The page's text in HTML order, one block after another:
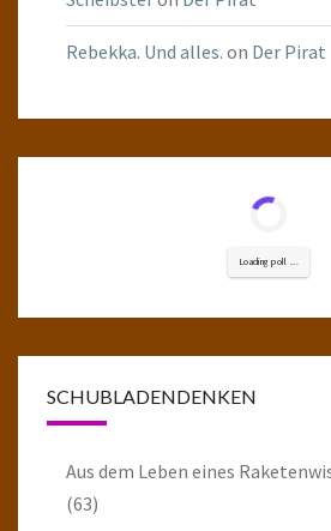
Rebekka. Und alles. on Der Pirat
Loading poll ...
SCHUBLADENDENKEN
Aus dem Leben eines
(63)